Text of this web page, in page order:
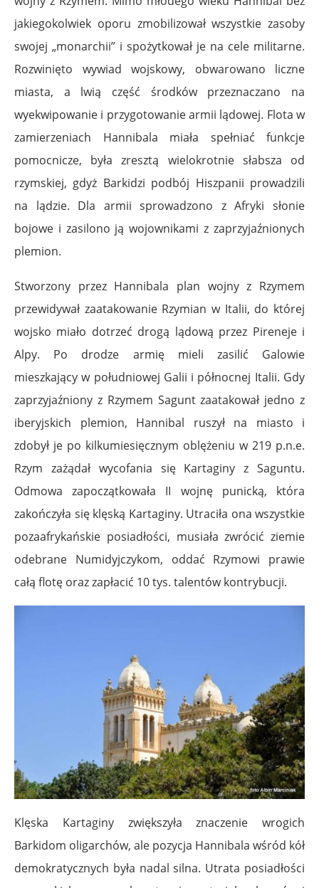
jakiegokolwiek oporu zmobilizował wszystkie zasoby
swojej „monarchii” i spożytkował je na cele militarne.
Rozwinięto wywiad wojskowy, obwarowano liczne
miasta, a lwią część środków przeznaczano na
wyekwipowanie i przygotowanie armii lądowej. Flota w
zamierzeniach Hannibala miała spełniać funkcje
pomocnicze, była zresztą wielokrotnie słabsza od
rzymskiej, gdyż Barkidzi podbój Hiszpanii prowadzili
na lądzie. Dla armii sprowadzono z Afryki słonie
bojowe i zasilono ją wojownikami z zaprzyjaźnionych
plemion.
Stworzony przez Hannibala plan wojny z Rzymem
przewidywał zaatakowanie Rzymian w Italii, do której
wojsko miało dotrzeć drogą lądową przez Pireneje i
Alpy. Po drodze armię mieli zasilić Galowie
mieszkający w południowej Galii i północnej Italii. Gdy
zaprzyjaźniony z Rzymem Sagunt zaatakował jedno z
iberyjskich plemion, Hannibal ruszył na miasto i
zdobył je po kilkumiesięcznym oblężeniu w 219 p.n.e.
Rzym zażądał wycofania się Kartaginy z Saguntu.
Odmowa zapoczątkowała II wojnę punicką, która
zakończyła się klęską Kartaginy. Utraciła ona wszystkie
pozaafrykańskie posiadłości, musiała zwrócić ziemie
odebrane Numidyjczykom, oddać Rzymowi prawie
całą flotę oraz zapłacić 10 tys. talentów kontrybucji.
Klęska Kartaginy zwiększyła znaczenie wrogich
Barkidom oligarchów, ale pozycja Hannibala wśród kół
demokratycznych była nadal silna. Utrata posiadłości